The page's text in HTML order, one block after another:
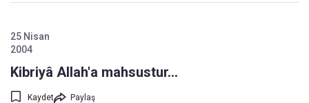
25 Nisan
2004
Kibriyâ Allah'a mahsustur...
Kaydet Paylaş